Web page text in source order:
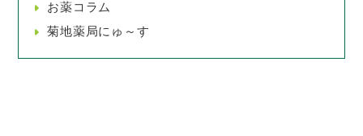
お薬コラム
菊地薬局にゅ～す